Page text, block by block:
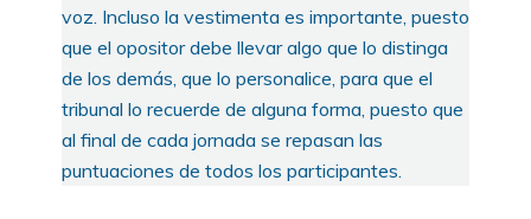
voz. Incluso la vestimenta es importante, puesto
que el opositor debe llevar algo que lo distinga
de los demás, que lo personalice, para que el
tribunal lo recuerde de alguna forma, puesto que
al final de cada jornada se repasan las
puntuaciones de todos los participantes.